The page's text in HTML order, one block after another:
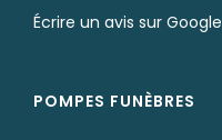
Écrire un avis sur Google
POMPES FUNÈBRES